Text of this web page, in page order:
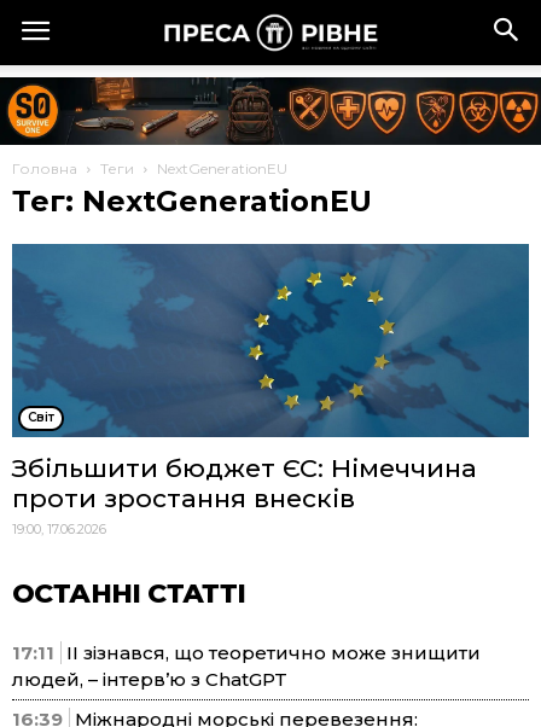
Головна Теги NextGenerationEU
Тег: NextGenerationEU
Cвіт
Збільшити бюджет ЄС: Німеччина
проти зростання внесків
19:00, 17.06.2026
ОСТАННІ СТАТТІ
17:11
ІІ зізнався, що теоретично може знищити
людей, – інтерв’ю з ChatGPT
16:39 Міжнародні морські перевезення: